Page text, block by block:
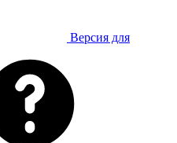
Версия для